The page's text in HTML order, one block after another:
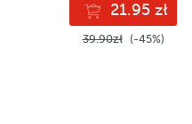
21.95 zł
39.90zł (-45%)